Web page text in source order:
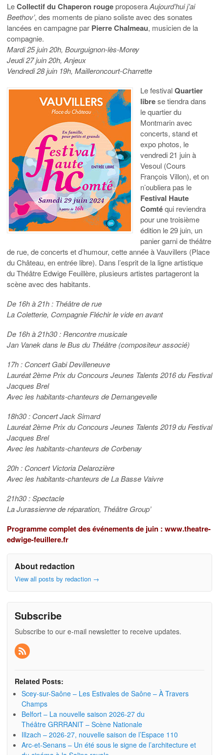
LeCollectif du Chaperon rougeproposeraAujourd’hui j’ai
Beethov’, des moments de piano soliste avec des sonates
lancées en campagne par Pierre Chalmeau, musicien de la
compagnie.
Mardi 25 juin 20h, Bourguignon-lès-Morey
Jeudi 27 juin 20h, Anjeux
Vendredi 28 juin 19h, Mailleroncourt-Charrette
Le festivalQuartier
librese tiendra dans
le quartier du
Montmarin avec
concerts, stand et
expo photos, le
vendredi 21 juin à
Vesoul (Cours
François Villon), et on
n’oubliera pas le
Festival Haute
Comtéqui reviendra
pour une troisième
édition le 29 juin, un
panier garni de théâtre
de rue, de concerts et d’humour, cette année à Vauvillers (Place
du Château, en entrée libre). Dans l’esprit de la ligne artistique
du Théâtre Edwige Feuillère, plusieurs artistes partageront la
scène avec des habitants.
De 16h à 21h : Théâtre de rue
La Coletterie, Compagnie Fléchir le vide en avant
De 16h à 21h30 : Rencontre musicale
Jan Vanek dans le Bus du Théâtre (compositeur associé)
17h : Concert Gabi Devilleneuve
Lauréat 2ème Prix du Concours Jeunes Talents 2016 du Festival
Jacques Brel
Avec les habitants-chanteurs de Demangevelle
18h30 : Concert Jack Simard
Lauréat 2ème Prix du Concours Jeunes Talents 2019 du Festival
Jacques Brel
Avec les habitants-chanteurs de Corbenay
20h : Concert Victoria Delarozière
Avec les habitants-chanteurs de La Basse Vaivre
21h30 : Spectacle
La Jurassienne de réparation, Théâtre Group’
Programme complet des événements de juin : www.theatre-
edwige-feuillere.fr
About redaction
View all posts by redaction →
Subscribe
Subscribe to our e-mail newsletter to receive updates.
Related Posts:
Scey-sur-Saône – Les Estivales de Saône – À Travers
Champs
Belfort – La nouvelle saison 2026-27 du
Théâtre GRRRANIT – Scène Nationale
Illzach – 2026-27, nouvelle saison de l’Espace 110
Arc-et-Senans – Un été sous le signe de l’architecture et